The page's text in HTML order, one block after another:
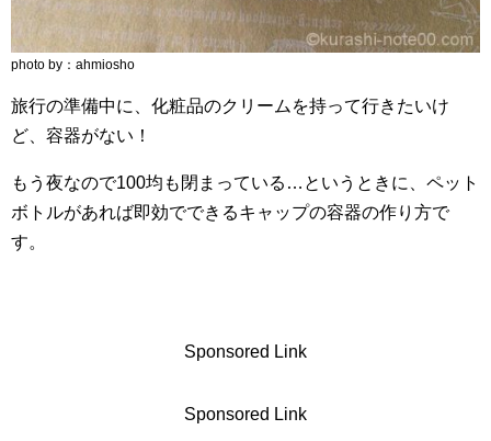
photo by：ahmiosho
旅行の準備中に、化粧品のクリームを持って行きたいけ
ど、容器がない！
もう夜なので100均も閉まっている…というときに、ペット
ボトルがあれば即効でできるキャップの容器の作り方で
す。
Sponsored Link
Sponsored Link